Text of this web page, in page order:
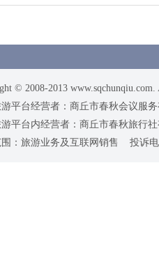
© 2008-2013
平台经营者：商丘市春秋会议服
平台内经营者：商丘市春秋旅行
围：旅游业务及互联网销售 投诉